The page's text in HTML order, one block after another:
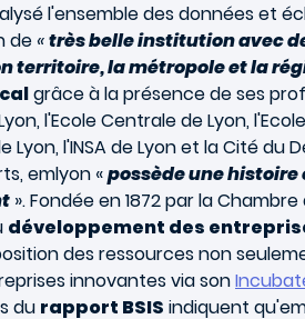
l'ensemble des données et
de«très belle institution avec
territoire, la métropole et la
grâce à la présence de ses
l'Ecole Centrale de Lyon,
Lyon, l'INSA de Lyon et la Cité du
emlyon «possède une
». Fondée en 1872 par la
développement des
des ressources non
innovantes via son
du rapport BSIS indiquent